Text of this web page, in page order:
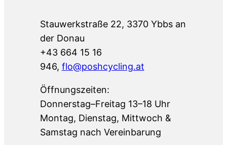
Stauwerkstraße 22, 3370 Ybbs an
der Donau
+43 664 15 16
946, flo@poshcycling.at
Öffnungszeiten:
Donnerstag–Freitag 13–18 Uhr
Montag, Dienstag, Mittwoch &
Samstag nach Vereinbarung